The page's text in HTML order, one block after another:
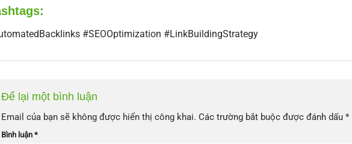
#SEOOptimization #LinkBuildingStrategy
Để lại một bình luận
Email của bạn sẽ không được hiển thị công khai. Các trường bắt buộc được đánh dấu *
Bình luận *